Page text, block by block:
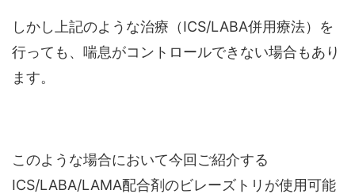
しかし上記のような治療（ICS/LABA併用療法）を
行っても、喘息がコントロールできない場合もあり
ます。
このような場合において今回ご紹介する
ICS/LABA/LAMA配合剤のビレーズトリが使用可能